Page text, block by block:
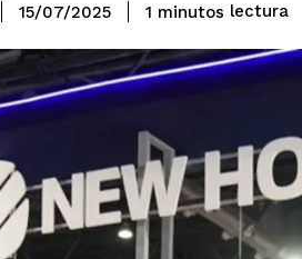
15/07/2025 1 minutos lectura